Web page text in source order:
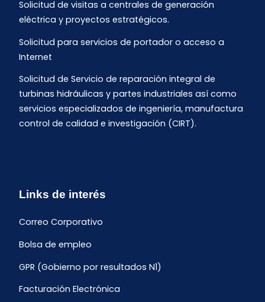
Solicitud de visitas a centrales de generación
eléctrica y proyectos estratégicos.
Solicitud para servicios de portador o acceso a
Internet
Solicitud de Servicio de reparación integral de
turbinas hidráulicas y partes industriales así como
servicios especializados de ingeniería, manufactura
control de calidad e investigación (CIRT).
Links de interés
Correo Corporativo
Bolsa de empleo
GPR (Gobierno por resultados N1)
Facturación Electrónica